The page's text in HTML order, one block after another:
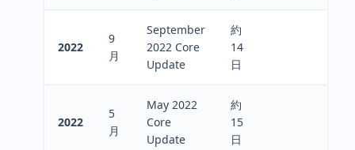
2022
9
月
September
2022 Core
Update
約
14
日
2022
5
月
May 2022
Core
Update
約
15
日